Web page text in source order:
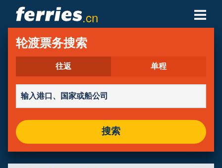
.cn
轮渡公司
轮渡目的地
轮渡航线
轮渡港口
管理预定
轮渡票务搜索
往返 单程
搜索